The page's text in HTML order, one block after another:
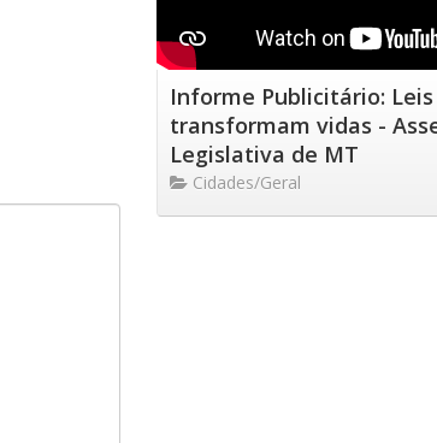
Informe Publicitário:
transformam vidas -
Legislativa de MT
Cidades/Geral